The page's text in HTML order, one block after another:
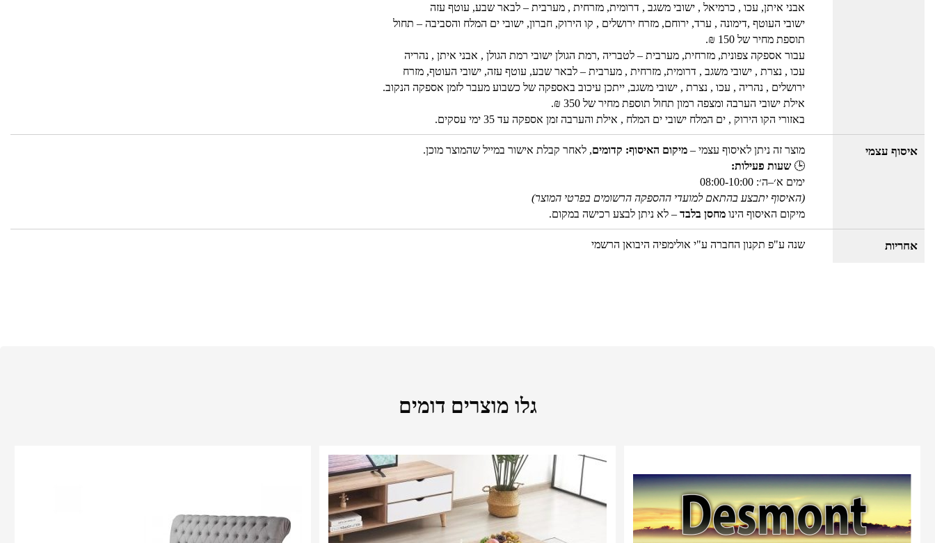
אבני איתן, עכו , כרמיאל , ישובי משגב , דרומית, מזרחית , מערבית – לבאר שבע, עוטף עזה
ישובי העוטף ,דימונה , ערד, ירוחם, מזרח ירושלים , קו הירוק, חברון, ישובי ים המלח והסביבה – תחול
תוספת מחיר של 150 ₪.
עבור אספקה צפונית, מזרחית, מערבית – לטבריה ,רמת הגולן ישובי רמת הגולן , אבני איתן , נהריה
עכו , נצרת , ישובי משגב , דרומית, מזרחית , מערבית – לבאר שבע, עוטף עזה, ישובי העוטף, מזרח
ירושלים , נהריה , עכו , נצרת , ישובי משגב, ייתכן עיכוב באספקה של כשבוע מעבר לזמן אספקה הנקוב.
אילת ישובי הערבה ומצפה רמון תחול תוספת מחיר של 350 ₪.
באזורי הקו הירוק , ים המלח ישובי ים המלח , אילת והערבה זמן אספקה עד 35 ימי עסקים.
איסוף עצמי מוצר זה ניתן לאיסוף עצמי – מיקום האיסוף: קדומים, לאחר קבלת אישור במייל שהמוצר מוכן.
🕒 שעות פעילות:
ימים א׳–ה׳: 08:00-10:00
(האיסוף יתבצע בהתאם למועדי ההספקה הרשומים בפרטי המוצר)
מיקום האיסוף הינו מחסן בלבד – לא ניתן לבצע רכישה במקום.
אחריות שנה ע"פ תקנון החברה ע"י אולימפיה היבואן הרשמי
גלו מוצרים דומים